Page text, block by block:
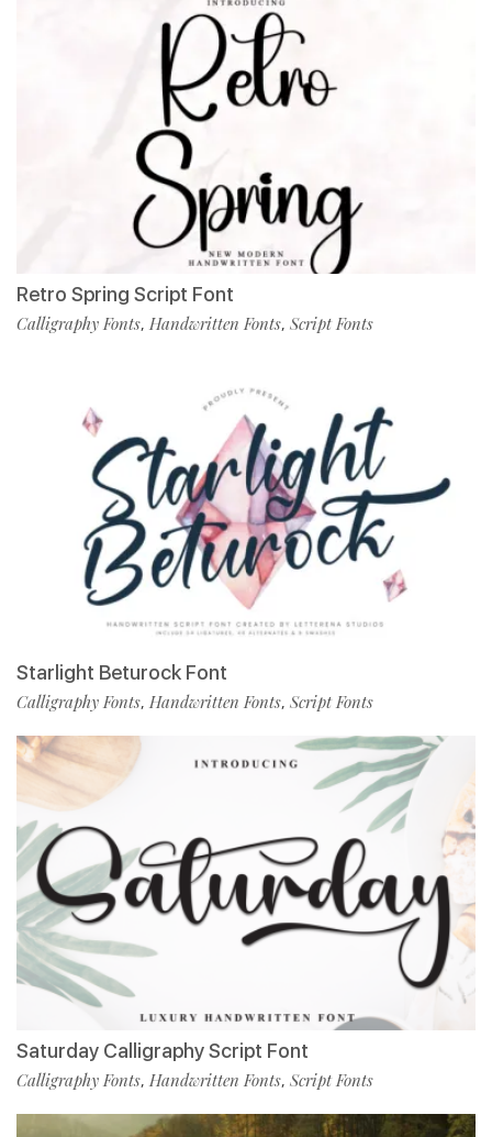
Retro Spring Script Font
Calligraphy Fonts, Handwritten Fonts, Script Fonts
Starlight Beturock Font
Calligraphy Fonts, Handwritten Fonts, Script Fonts
Saturday Calligraphy Script Font
Calligraphy Fonts, Handwritten Fonts, Script Fonts